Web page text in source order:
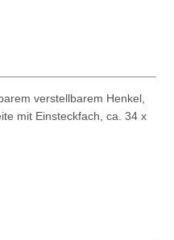
verstellbarem Henkel,
mit Einsteckfach, ca. 34 x